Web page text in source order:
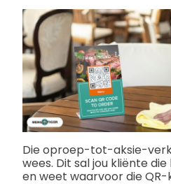
Die oproep-tot-aksie-
wees. Dit sal jou kliënte
en weet waarvoor die QR-